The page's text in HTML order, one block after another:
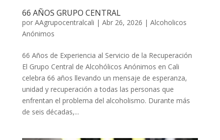
66 AÑOS GRUPO CENTRAL
por AAgrupocentralcali | Abr 26, 2026 | Alcoholicos
Anónimos
66 Años de Experiencia al Servicio de la Recuperación
El Grupo Central de Alcohólicos Anónimos en Cali
celebra 66 años llevando un mensaje de esperanza,
unidad y recuperación a todas las personas que
enfrentan el problema del alcoholismo. Durante más
de seis décadas,...